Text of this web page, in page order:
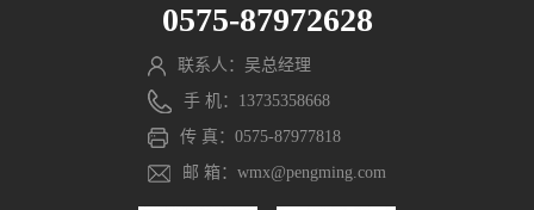
0575-87972628
联系人：吴总经理
手 机：13735358668
传 真：0575-87977818
邮 箱：wmx@pengming.com